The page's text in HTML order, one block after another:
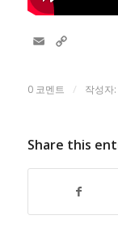
Email
0 코멘트 / 작성자:
Share this